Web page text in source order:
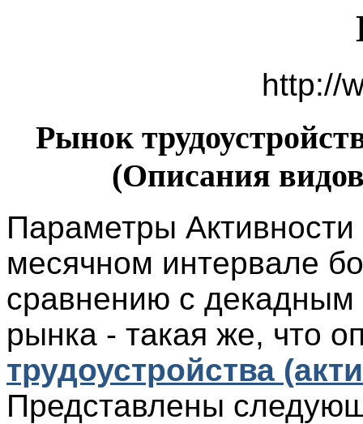
http://
Рынок
(Описания
Параметры
месячном интервале
сравнению с
рынка - такая же, что
трудоустройства
Представлены